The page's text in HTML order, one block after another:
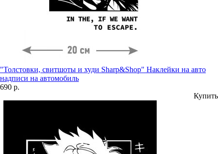
"Толстовки, свитшоты и худи Sharp&Shop" Наклейки на авто
надписи на автомобиль
690 р.
Купить